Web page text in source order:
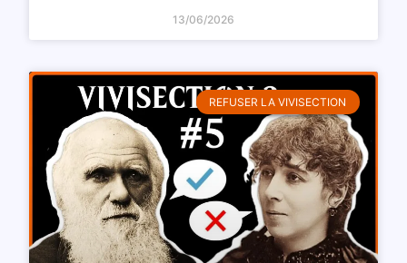
13/06/2026
REFUSER LA VIVISECTION